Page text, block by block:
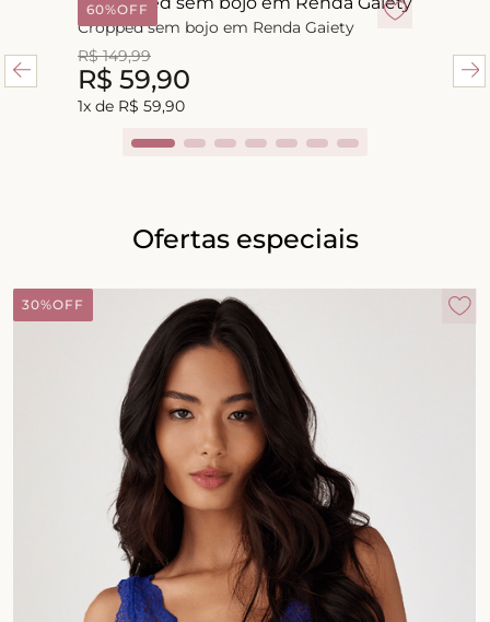
60%OFF
Cropped sem bojo em Renda Gaiety
R$ 149,99
R$ 59,90
1x de R$ 59,90
Ofertas especiais
30%OFF